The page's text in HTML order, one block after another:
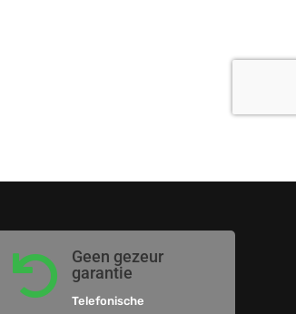

Geen gezeur
garantie
Telefonische